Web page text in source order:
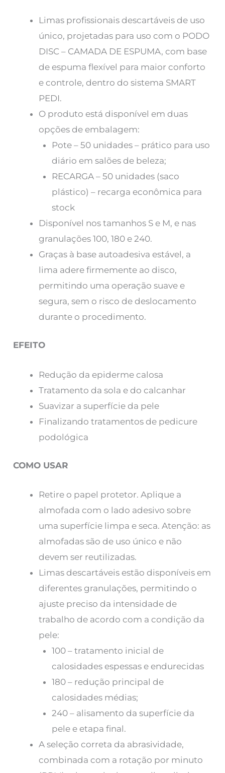
Limas profissionais descartáveis ​​de uso
único, projetadas para uso com o PODO
DISC – CAMADA DE ESPUMA, com base
de espuma flexível para maior conforto
e controle, dentro do sistema SMART
PEDI.
O produto está disponível em duas
opções de embalagem:
Pote – 50 unidades – prático para uso
diário em salões de beleza;
RECARGA – 50 unidades (saco
plástico) – recarga econômica para
stock
Disponível nos tamanhos S e M, e nas
granulações 100, 180 e 240.
Graças à base autoadesiva estável, a
lima adere firmemente ao disco,
permitindo uma operação suave e
segura, sem o risco de deslocamento
durante o procedimento.
EFEITO
Redução da epiderme calosa
Tratamento da sola e do calcanhar
Suavizar a superfície da pele
Finalizando tratamentos de pedicure
podológica
COMO USAR
Retire o papel protetor. Aplique a
almofada com o lado adesivo sobre
uma superfície limpa e seca. Atenção: as
almofadas são de uso único e não
devem ser reutilizadas.
Limas descartáveis ​​estão disponíveis em
diferentes granulações, permitindo o
ajuste preciso da intensidade de
trabalho de acordo com a condição da
pele:
100 – tratamento inicial de
calosidades espessas e endurecidas
180 – redução principal de
calosidades médias;
240 – alisamento da superfície da
pele e etapa final.
A seleção correta da abrasividade,
combinada com a rotação por minuto